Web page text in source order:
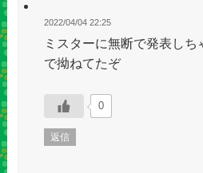
2022/04/04 22:25
ミスターに無断で発表し
で拗ねてたぞ
0
返信